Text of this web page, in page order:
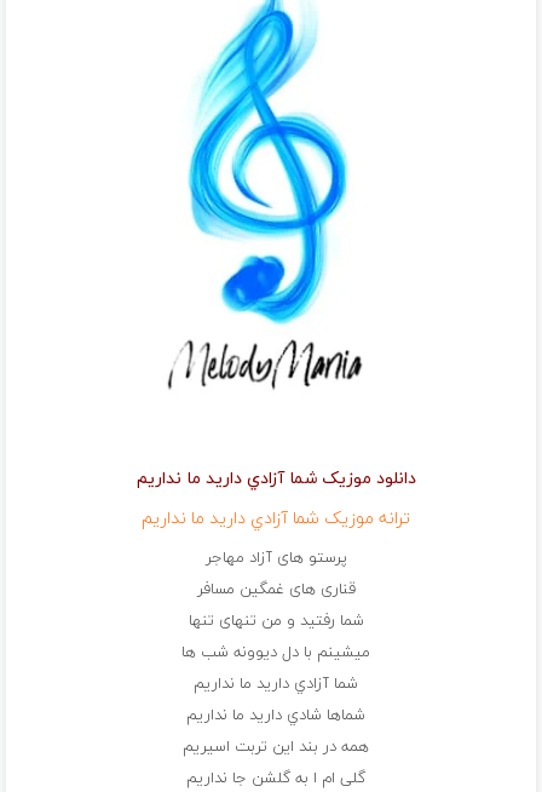
دانلود موزیک شما آزادي داريد ما نداريم
ترانه موزیک شما آزادي داريد ما نداريم
پرستو های آزاد مهاجر
قناری های غمگین مسافر
شما رفتید و من تنهای تنها
میشینم با دل دیوونه شب ها
شما آزادي داريد ما نداريم
شماها شادي داريد ما نداريم
همه در بند این تربت اسیریم
گلی ام ا به گلشن جا نداریم